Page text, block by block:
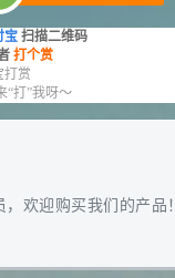
宝 扫描二维码
打个赏
打赏
“打”我呀～
欢迎购买我们的产品！